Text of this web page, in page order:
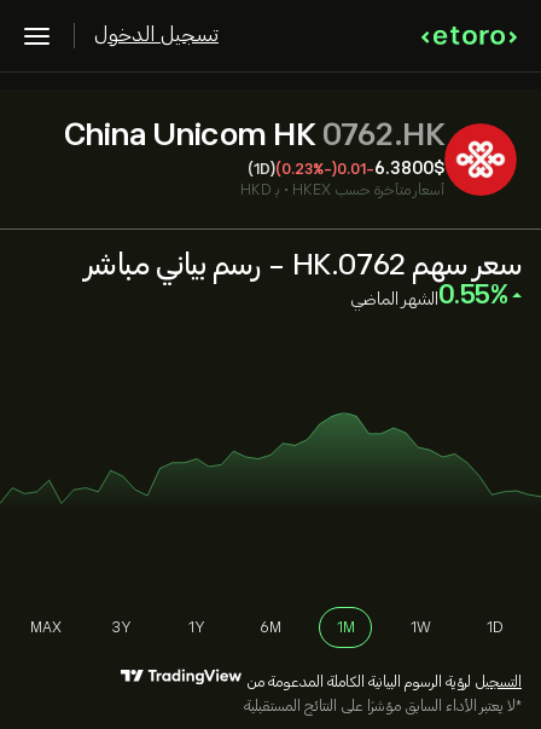
تسجيل الدخول
China Unicom HK 0762.HK
6.3800‎$‎
-0.01
(-0.23%)
(1D)
أسعار متأخرة حسب HKEX
• بـ HKD
سعر سهم 0762.HK - رسم بياني مباشر
‎0.55‎ الشهر الماضي
1D
1W
1M
6M
1Y
3Y
MAX
التسجيل لرؤية الرسوم البيانية الكاملة المدعومة من
*لا يعتبر الأداء السابق مؤشرًا على النتائج المستقبلية